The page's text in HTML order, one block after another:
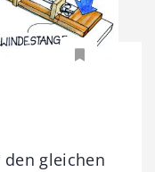
gleichen